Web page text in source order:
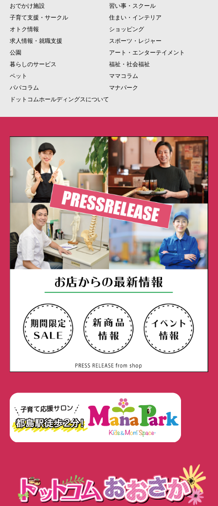
おでかけ施設
習い事・スクール
子育て支援・サークル
住まい・インテリア
オトク情報
ショッピング
求人情報・就職支援
スポーツ・レジャー
公園
アート・エンターテイメント
暮らしのサービス
福祉・社会福祉
ペット
ママコラム
パパコラム
マナパーク
ドットコムホールディングスについて